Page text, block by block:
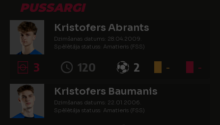
PUSSARGI
Kristofers Abrants
Dzimšanas datums: 28.04.2009.
Spēlētāja statuss: Amatieris (FSS)
3 120 2 - -
Kristofers Baumanis
Dzimšanas datums: 22.01.2006.
Spēlētāja statuss: Amatieris (FSS)